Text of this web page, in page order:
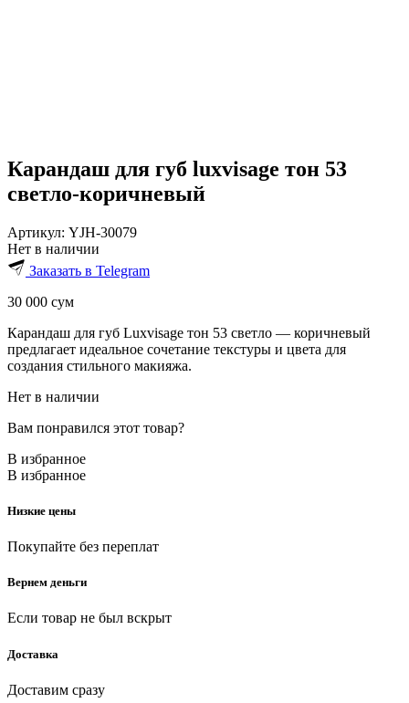
Карандаш для губ luxvisage тон 53
светло-коричневый
Артикул: YJH-30079
Нет в наличии
Заказать в Telegram
30 000 сум
Карандаш для губ Luxvisage тон 53 светло — коричневый
предлагает идеальное сочетание текстуры и цвета для
создания стильного макияжа.
Нет в наличии
Вам понравился этот товар?
В избранное
В избранное
Низкие цены
Покупайте без переплат
Вернем деньги
Если товар не был вскрыт
Доставка
Доставим сразу